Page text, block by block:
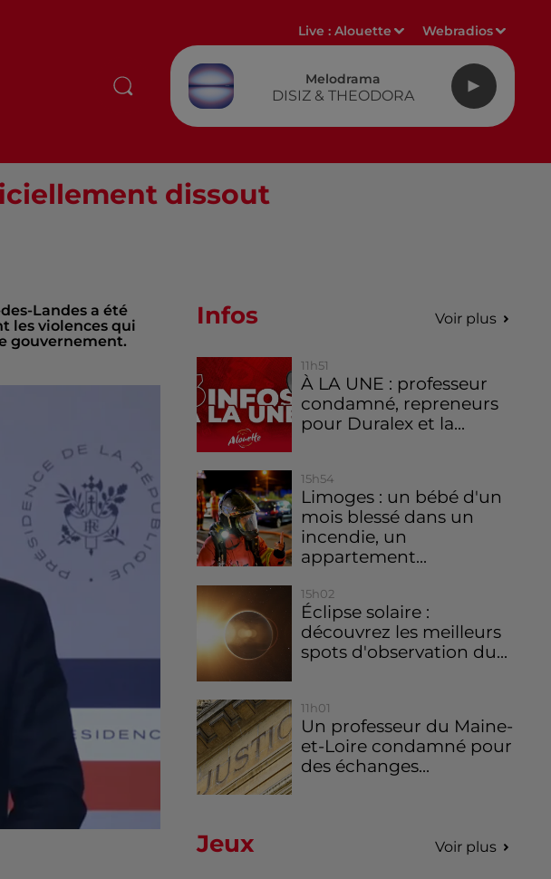
Live :Alouette Webradios
Melodrama
DISIZ & THEODORA
dissout
Landes a été
les violences qui
gouvernement.
Infos Voir plus
11h51
À LA UNE : professeur
condamné, repreneurs
pour Duralex et la...
15h54
Limoges : un bébé d'un
mois blessé dans un
incendie, un
appartement...
15h02
Éclipse solaire :
découvrez les meilleurs
spots d'observation du...
11h01
Un professeur du Maine-
et-Loire condamné pour
des échanges...
Jeux Voir plus